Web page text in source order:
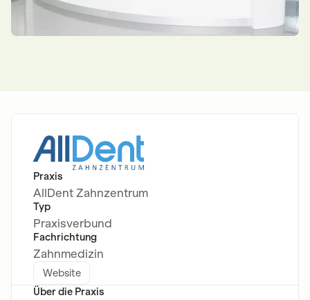
Praxis
AllDent Zahnzentrum
Typ
Praxisverbund
Fachrichtung
Zahnmedizin
Website
Über die Praxis